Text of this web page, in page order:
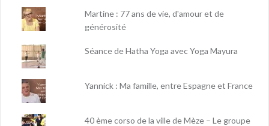
Martine : 77 ans de vie, d'amour et de
générosité
Séance de Hatha Yoga avec Yoga Mayura
Yannick : Ma famille, entre Espagne et France
40 ème corso de la ville de Mèze – Le groupe